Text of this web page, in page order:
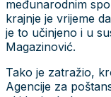
međunarodnim
krajnje je vrijeme
je to učinjeno i u
Magazinović.
Tako je zatražio,
Agencije za